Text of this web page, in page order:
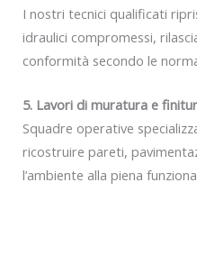
I nostri tecnici qualificati
idraulici compromessi,
conformità secondo le
5. Lavori di muratura e
Squadre operative
ricostruire pareti,
l’ambiente alla piena